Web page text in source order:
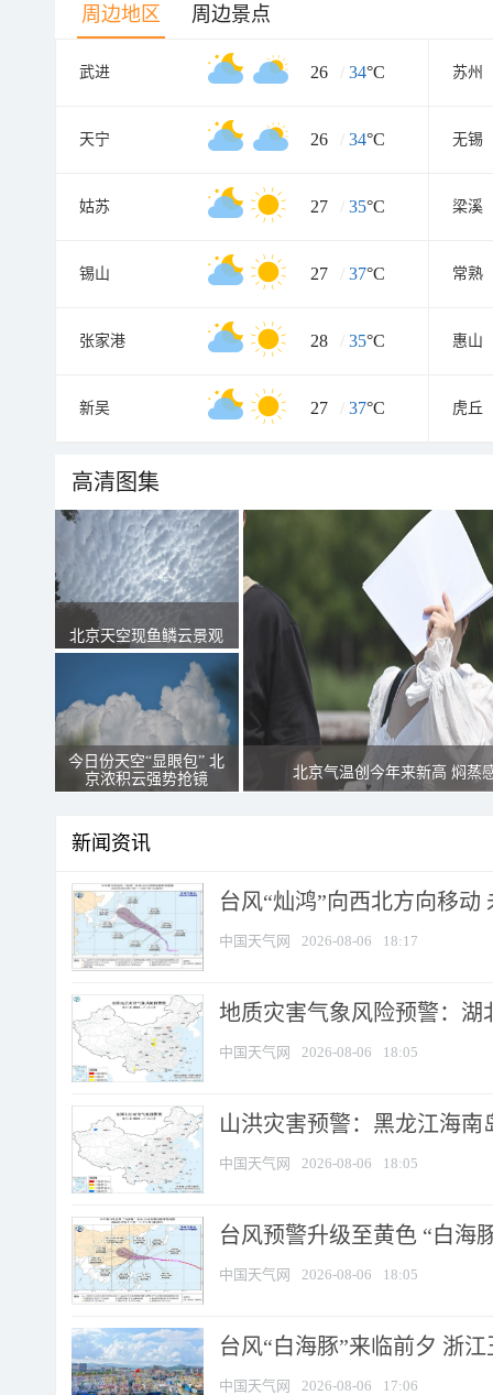
周边地区 周边景点
武进 26 / 34°C 苏州
天宁 26 / 34°C 无锡
姑苏 27 / 35°C 梁溪
锡山 27 / 37°C 常熟
张家港 28 / 35°C 惠山
新吴 27 / 37°C 虎丘
高清图集
北京天空现鱼鳞云景观
今日份天空“显眼包” 北
京浓积云强势抢镜
北京气温创今年来新高 焖蒸
新闻资讯
台风“灿鸿”向西北方向移动
中国天气网 2026-08-06 18:17
地质灾害气象风险预警：湖
中国天气网 2026-08-06 18:05
山洪灾害预警：黑龙江海
中国天气网 2026-08-06 18:05
台风预警升级至黄色 “白海
中国天气网 2026-08-06 18:05
台风“白海豚”来临前夕 浙
中国天气网 2026-08-06 17:06